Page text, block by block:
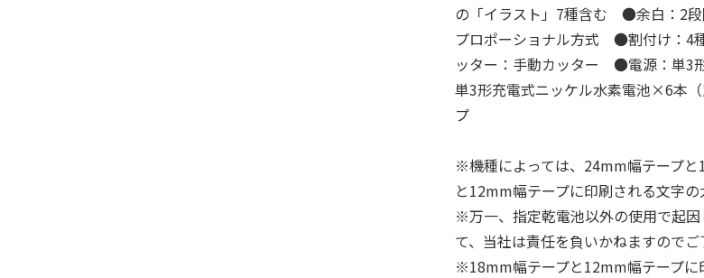
の「イラスト」7種含む ●余白：2
プロポーショナル方式 ●割付け
ッター：手動カッター ●電源：単3
単3形充電式ニッケル水素電池×6本
プ
※機種によっては、24mm幅テープ
と12mm幅テープに印刷される文字の
※万一、指定乾電池以外の使用で起
て、当社は責任を負いかねますのでご
※18mm幅テープと12mm幅テープに